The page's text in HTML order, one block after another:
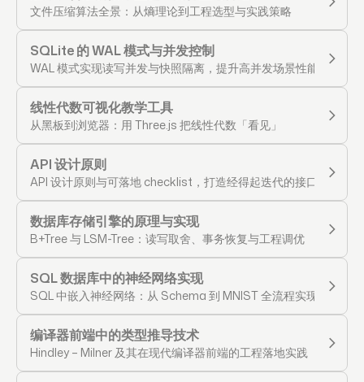
文件压缩算法全景：从熵理论到工程选型与实践策略
SQLite 的 WAL 模式与并发控制
WAL 模式实现读写并发与快照隔离，提升高并发场景性能
线性代数可视化教学工具
从黑板到浏览器：用 Three.js 把线性代数「看见」
API 设计原则
API 设计原则与可落地 checklist，打造经得起迭代的接口规范
数据库存储引擎的原理与实现
B+Tree 与 LSM-Tree：读写取舍、事务恢复与工程调优
SQL 数据库中的神经网络实现
SQL 中嵌入神经网络：从 Schema 到 MNIST 全流程实现
编译器前端中的类型推导技术
Hindley – Milner 及其在现代编译器前端的工程落地实践